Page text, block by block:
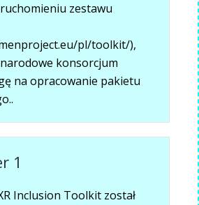
zestawu
pl/toolkit/),
konsorcjum
na opracowanie pakietu
1
Inclusion Toolkit został